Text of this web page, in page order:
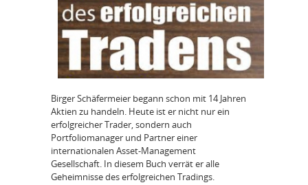
Birger Schäfermeier begann schon mit 14 Jahren
Aktien zu handeln. Heute ist er nicht nur ein
erfolgreicher Trader, sondern auch
Portfoliomanager und Partner einer
internationalen Asset-Management
Gesellschaft. In diesem Buch verrät er alle
Geheimnisse des erfolgreichen Tradings.